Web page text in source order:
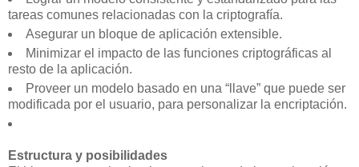
tareas comunes relacionadas con la criptografía.
Asegurar un bloque de aplicación extensible.
Minimizar el impacto de las funciones criptográficas al
resto de la aplicación.
Proveer un modelo basado en una “llave” que puede ser
modificada por el usuario, para personalizar la encriptación.
Estructura y posibilidades